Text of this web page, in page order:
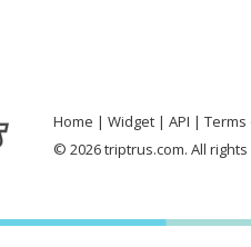
Home Widget API
Terms
© 2026 triptrus.com. All